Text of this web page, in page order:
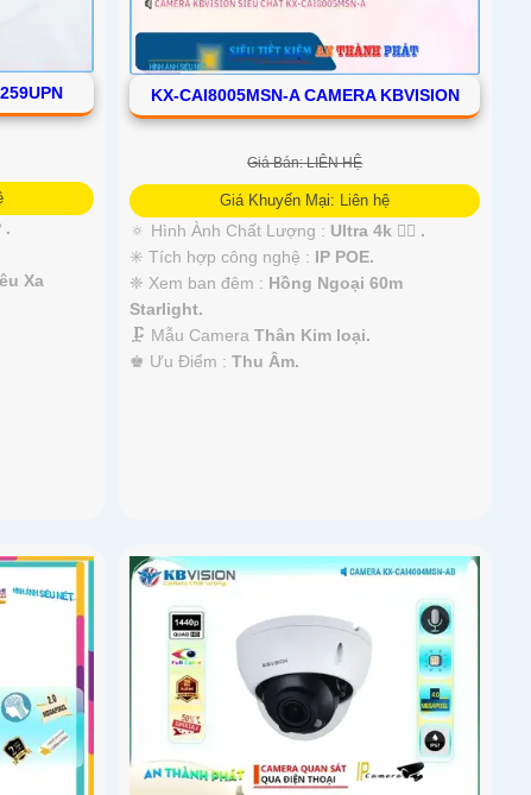
.
Xa
KX-CAI8005MSN-A CAMERA KBVISION
Giá Bán: LIÊN HỆ
Giá Khuyến Mại: Liên hệ
🔅 Hình Ành Chất Lượng : Ultra 4k 👍🏾 .
✳️ Tích hợp công nghệ : IP POE.
❈ Xem ban đêm : Hồng Ngoại 60m
Starlight.
🗜️ Mẫu CameraThân Kim loại.
️♚ Ưu Điểm :Thu Âm.